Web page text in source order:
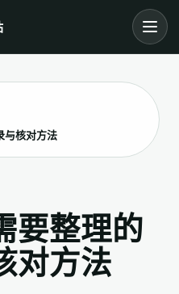
与核对方法
要整理的
对方法